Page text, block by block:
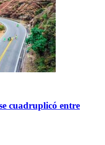
cuadruplicó entre